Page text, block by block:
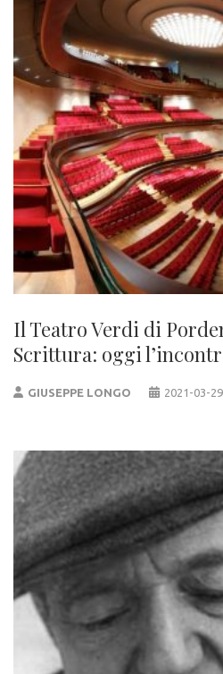
Il Teatro Verdi di
Scrittura: oggi
GIUSEPPE LONGO 2021-03-29